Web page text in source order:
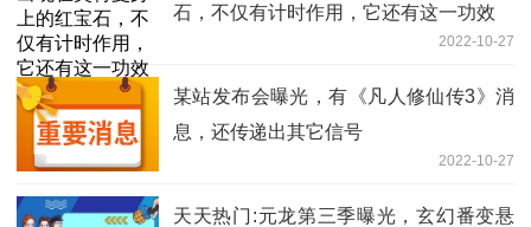
石，不仅有计时作用，它还有这一功效
2022-10-27
某站发布会曝光，有《凡人修仙传3》消
息，还传递出其它信号
2022-10-27
天天热门:元龙第三季曝光，玄幻番变悬